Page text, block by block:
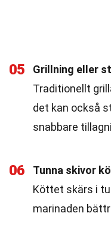
05
Grillning eller
Traditionellt
det kan också
snabbare
06
Tunna skivor
Köttet skärs i
marinaden